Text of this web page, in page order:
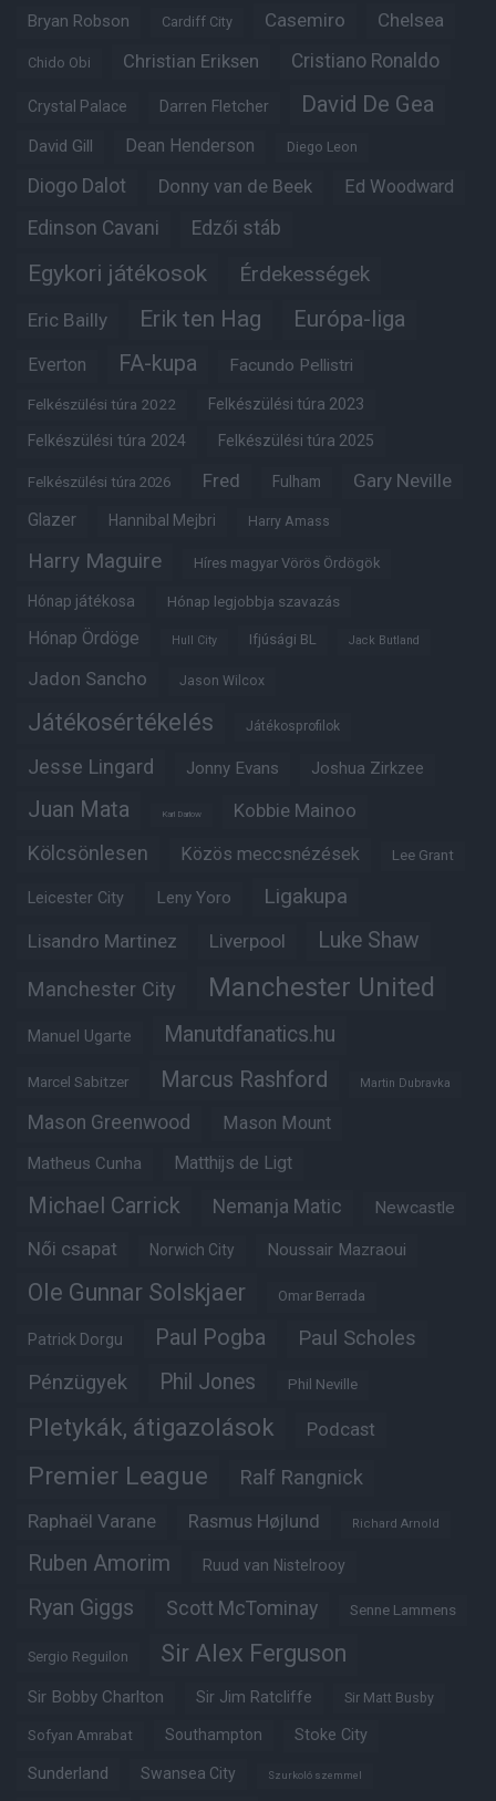
Bryan Robson Cardiff City Casemiro Chelsea
Chido Obi Christian Eriksen Cristiano Ronaldo
Crystal Palace Darren Fletcher David De Gea
David Gill Dean Henderson Diego Leon
Diogo Dalot Donny van de Beek Ed Woodward
Edinson Cavani Edzői stáb
Egykori játékosok Érdekességek
Eric Bailly Erik ten Hag Európa-liga
Everton FA-kupa Facundo Pellistri
Felkészülési túra 2022 Felkészülési túra 2023
Felkészülési túra 2024 Felkészülési túra 2025
Felkészülési túra 2026 Fred Fulham Gary Neville
Glazer Hannibal Mejbri Harry Amass
Harry Maguire Híres magyar Vörös Ördögök
Hónap játékosa Hónap legjobbja szavazás
Hónap Ördöge Hull City Ifjúsági BL Jack Butland
Jadon Sancho Jason Wilcox
Játékosértékelés Játékosprofilok
Jesse Lingard Jonny Evans Joshua Zirkzee
Juan Mata Karl Darlow Kobbie Mainoo
Kölcsönlesen Közös meccsnézések Lee Grant
Leicester City Leny Yoro Ligakupa
Lisandro Martinez Liverpool Luke Shaw
Manchester City Manchester United
Manuel Ugarte Manutdfanatics.hu
Marcel Sabitzer Marcus Rashford Martin Dubravka
Mason Greenwood Mason Mount
Matheus Cunha Matthijs de Ligt
Michael Carrick Nemanja Matic Newcastle
Női csapat Norwich City Noussair Mazraoui
Ole Gunnar Solskjaer Omar Berrada
Patrick Dorgu Paul Pogba Paul Scholes
Pénzügyek Phil Jones Phil Neville
Pletykák, átigazolások Podcast
Premier League Ralf Rangnick
Raphaël Varane Rasmus Højlund Richard Arnold
Ruben Amorim Ruud van Nistelrooy
Ryan Giggs Scott McTominay Senne Lammens
Sergio Reguilon Sir Alex Ferguson
Sir Bobby Charlton Sir Jim Ratcliffe Sir Matt Busby
Sofyan Amrabat Southampton Stoke City
Sunderland Swansea City Szurkoló szemmel